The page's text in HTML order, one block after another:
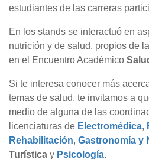
estudiantes de las carreras
En los stands se interactuó en
nutrición y de salud, propios de
en el Encuentro Académico
Si te interesa conocer más
temas de salud, te invitamos a
medio de alguna de las
licenciaturas de Electromédica,
Rehabilitación, Gastronomía y
Turística y Psicología.